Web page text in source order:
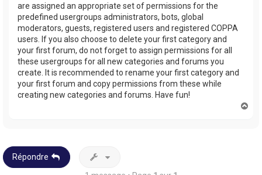
are assigned an appropriate set of permissions for the
predefined usergroups administrators, bots, global
moderators, guests, registered users and registered COPPA
users. If you also choose to delete your first category and
your first forum, do not forget to assign permissions for all
these usergroups for all new categories and forums you
create. It is recommended to rename your first category and
your first forum and copy permissions from these while
creating new categories and forums. Have fun!
Répondre